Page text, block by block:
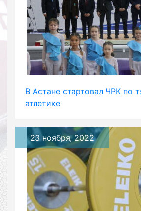
В Астане стартовал ЧРК по
атлетике
23 ноября, 2022